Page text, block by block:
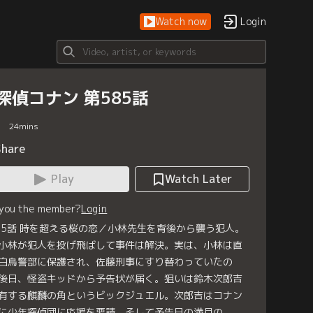
Watch now Login
偵コナン 第585話
24mins
Play
Watch Later
the member?Login
話 時を超える桜の恋／小林先生を背後から襲う犯人。
林が犯人を投げ飛ばして事件は解決。実は、小林は直
鳥警部に保護され、佐藤刑事にすり替わっていたの
日、怪盗キッドから予告状が届く。狙いは鈴木次郎吉
する麒麟の角というビックジュエル。次郎吉はコナン